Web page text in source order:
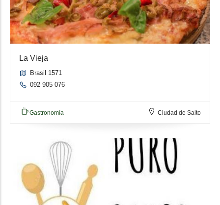
La Vieja
Brasil 1571
092 905 076
Gastronomía Ciudad de Salto